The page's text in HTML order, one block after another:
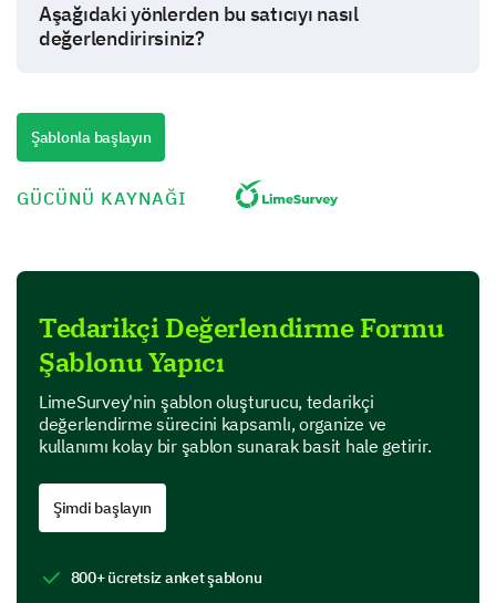
Aşağıdaki yönlerden bu satıcıyı nasıl
değerlendirirsiniz?
2- Ortalama
3- İyi
4- Çok İyi
5- Mükemmel
Ürün kalitesi
İletişim
Sorunlara yanıt verme
Satıcı Hizmeti ve Destek
tartışalım.
Şablonla başlayın
GÜCÜNÜ KAYNAĞI
Tedarikçi Değerlendirme Formu
Şablonu Yapıcı
LimeSurvey'nin şablon oluşturucu, tedarikçi
değerlendirme sürecini kapsamlı, organize ve
kullanımı kolay bir şablon sunarak basit hale getirir.
Şimdi başlayın
800+ ücretsiz anket şablonu